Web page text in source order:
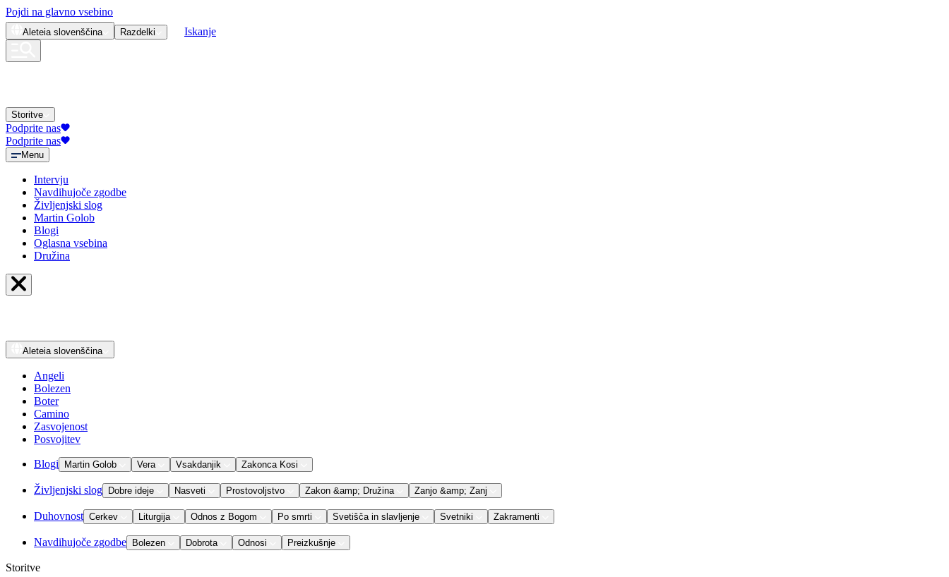
Pojdi na glavno vsebino
Aleteia slovenščina Razdelki Iskanje
Storitve
Podprite nas
Podprite nas
Menu
Intervju
Navdihujoče zgodbe
Življenjski slog
Martin Golob
Blogi
Oglasna vsebina
Družina
Aleteia slovenščina
Angeli
Bolezen
Boter
Camino
Zasvojenost
Posvojitev
Blogi Martin Golob Vera Vsakdanjik Zakonca Kosi
Življenjski slog Dobre ideje Nasveti Prostovoljstvo Zakon &amp; Družina Zanjo &amp; Zanj
Duhovnost Cerkev Liturgija Odnos z Bogom Po smrti Svetišča in slavljenje Svetniki Zakramenti
Navdihujoče zgodbe Bolezen Dobrota Odnosi Preizkušnje
Storitve